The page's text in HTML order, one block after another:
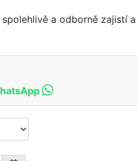
a odborně zajistí